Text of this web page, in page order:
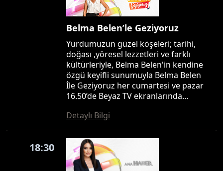
Belma Belen’le Geziyoruz
Yurdumuzun güzel köşeleri; tarihi,
doğası ,yöresel lezzetleri ve farklı
kültürleriyle, Belma Belen'in kendine
özgü keyifli sunumuyla Belma Belen
İle Geziyoruz her cumartesi ve pazar
16.50’de Beyaz TV ekranlarında…
Detaylı Bilgi
18:30